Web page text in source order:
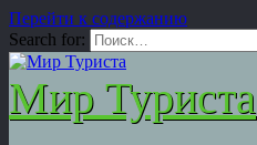
Перейти к содержанию
Search for:
Мир Туриста